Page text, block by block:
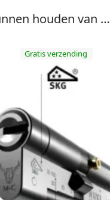
houden van …
Gratis verzending